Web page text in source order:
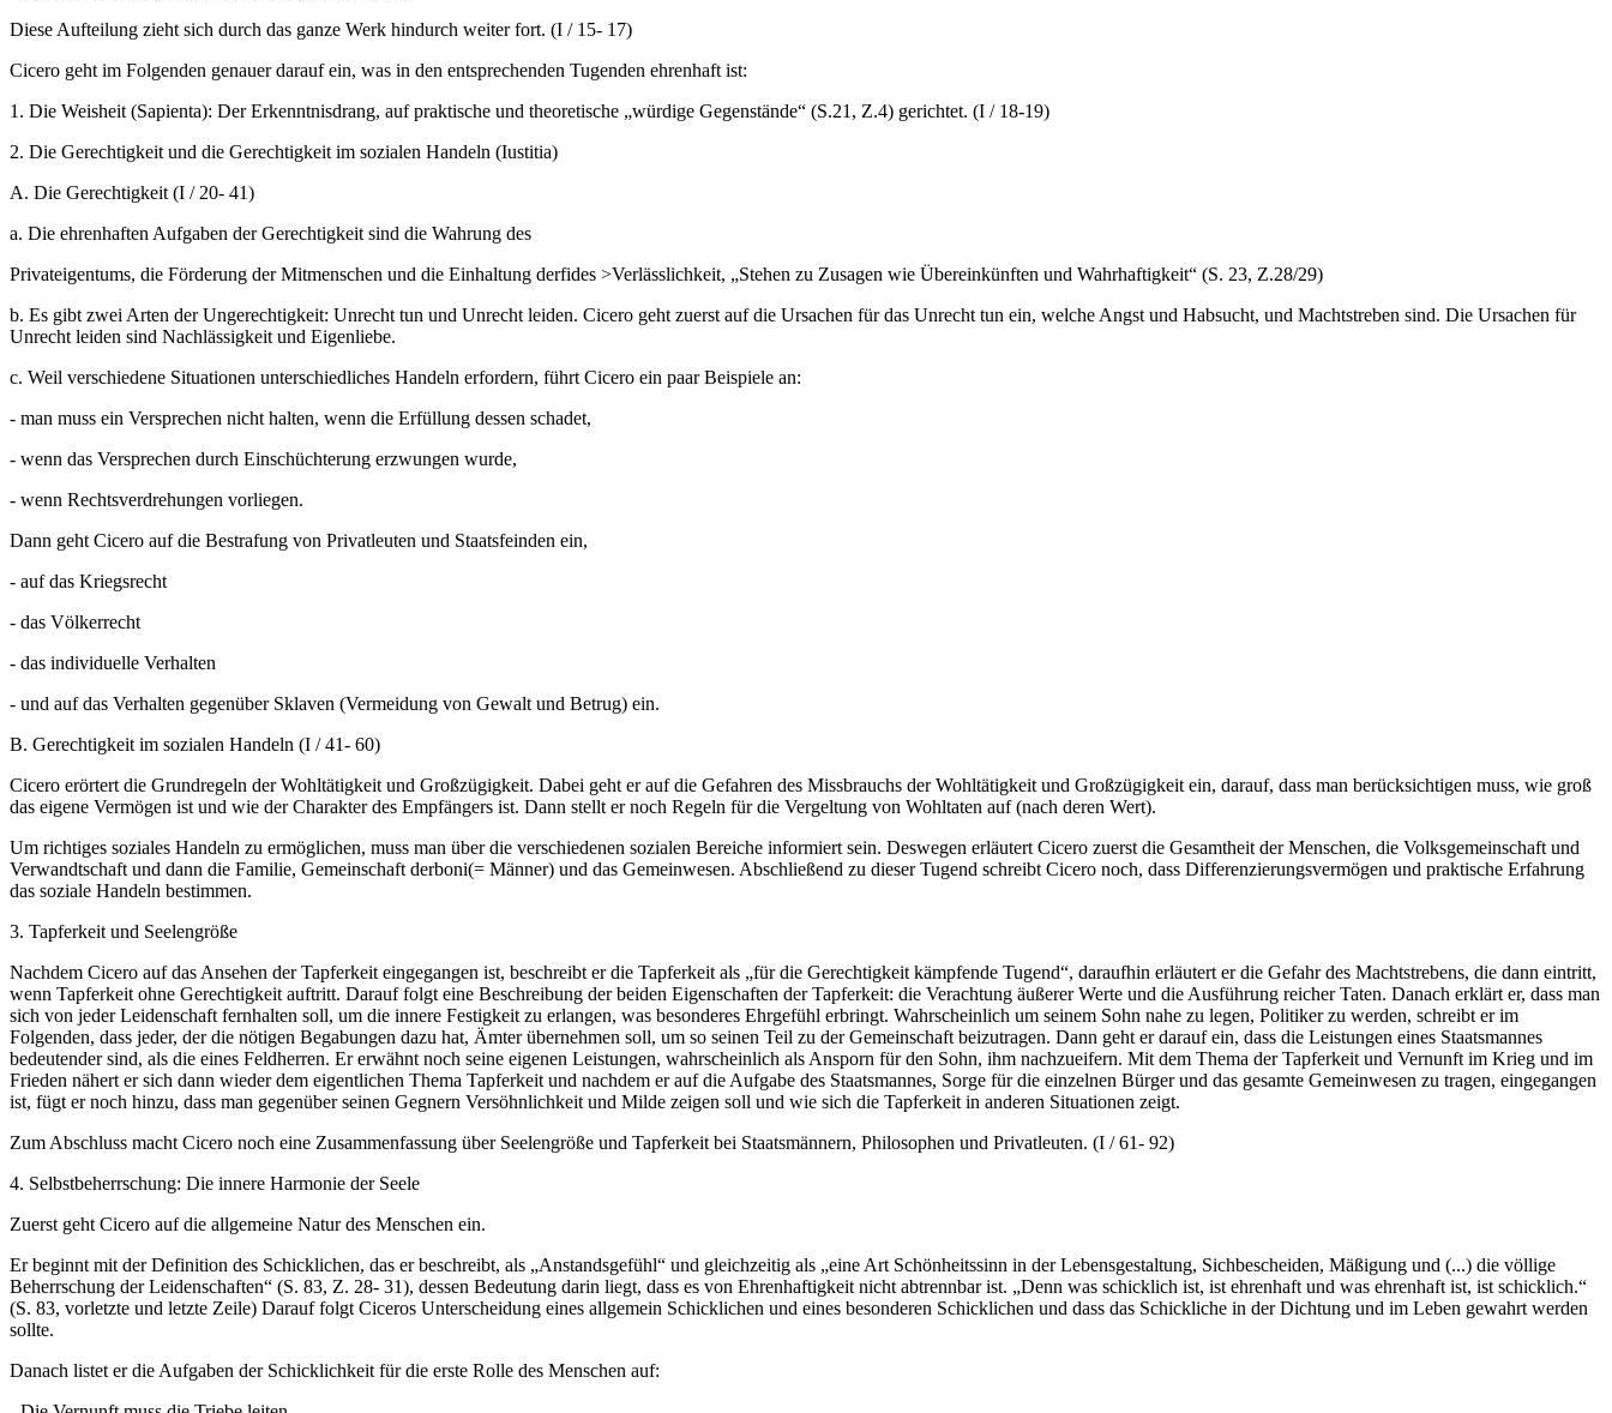
Diese Aufteilung zieht sich durch das ganze Werk hindurch weiter fort. (I / 15- 17)
Cicero geht im Folgenden genauer darauf ein, was in den entsprechenden Tugenden ehrenhaft ist:
1. Die Weisheit (Sapienta): Der Erkenntnisdrang, auf praktische und theoretische „würdige Gegenstände“ (S.21, Z.4) gerichtet. (I / 18-19)
2. Die Gerechtigkeit und die Gerechtigkeit im sozialen Handeln (Iustitia)
A. Die Gerechtigkeit (I / 20- 41)
a. Die ehrenhaften Aufgaben der Gerechtigkeit sind die Wahrung des
Privateigentums, die Förderung der Mitmenschen und die Einhaltung derfides >Verlässlichkeit, „Stehen zu Zusagen wie Übereinkünften und Wahrhaftigkeit“ (S. 23, Z.28/29)
b. Es gibt zwei Arten der Ungerechtigkeit: Unrecht tun und Unrecht leiden. Cicero geht zuerst auf die Ursachen für das Unrecht tun ein, welche Angst und Habsucht, und Machtstreben sind. Die Ursachen für
Unrecht leiden sind Nachlässigkeit und Eigenliebe.
c. Weil verschiedene Situationen unterschiedliches Handeln erfordern, führt Cicero ein paar Beispiele an:
- man muss ein Versprechen nicht halten, wenn die Erfüllung dessen schadet,
- wenn das Versprechen durch Einschüchterung erzwungen wurde,
- wenn Rechtsverdrehungen vorliegen.
Dann geht Cicero auf die Bestrafung von Privatleuten und Staatsfeinden ein,
- auf das Kriegsrecht
- das Völkerrecht
- das individuelle Verhalten
- und auf das Verhalten gegenüber Sklaven (Vermeidung von Gewalt und Betrug) ein.
B. Gerechtigkeit im sozialen Handeln (I / 41- 60)
Cicero erörtert die Grundregeln der Wohltätigkeit und Großzügigkeit. Dabei geht er auf die Gefahren des Missbrauchs der Wohltätigkeit und Großzügigkeit ein, darauf, dass man berücksichtigen muss, wie groß
das eigene Vermögen ist und wie der Charakter des Empfängers ist. Dann stellt er noch Regeln für die Vergeltung von Wohltaten auf (nach deren Wert).
Um richtiges soziales Handeln zu ermöglichen, muss man über die verschiedenen sozialen Bereiche informiert sein. Deswegen erläutert Cicero zuerst die Gesamtheit der Menschen, die Volksgemeinschaft und
Verwandtschaft und dann die Familie, Gemeinschaft derboni(= Männer) und das Gemeinwesen. Abschließend zu dieser Tugend schreibt Cicero noch, dass Differenzierungsvermögen und praktische Erfahrung
das soziale Handeln bestimmen.
3. Tapferkeit und Seelengröße
Nachdem Cicero auf das Ansehen der Tapferkeit eingegangen ist, beschreibt er die Tapferkeit als „für die Gerechtigkeit kämpfende Tugend“, daraufhin erläutert er die Gefahr des Machtstrebens, die dann eintritt,
wenn Tapferkeit ohne Gerechtigkeit auftritt. Darauf folgt eine Beschreibung der beiden Eigenschaften der Tapferkeit: die Verachtung äußerer Werte und die Ausführung reicher Taten. Danach erklärt er, dass man
sich von jeder Leidenschaft fernhalten soll, um die innere Festigkeit zu erlangen, was besonderes Ehrgefühl erbringt. Wahrscheinlich um seinem Sohn nahe zu legen, Politiker zu werden, schreibt er im
Folgenden, dass jeder, der die nötigen Begabungen dazu hat, Ämter übernehmen soll, um so seinen Teil zu der Gemeinschaft beizutragen. Dann geht er darauf ein, dass die Leistungen eines Staatsmannes
bedeutender sind, als die eines Feldherren. Er erwähnt noch seine eigenen Leistungen, wahrscheinlich als Ansporn für den Sohn, ihm nachzueifern. Mit dem Thema der Tapferkeit und Vernunft im Krieg und im
Frieden nähert er sich dann wieder dem eigentlichen Thema Tapferkeit und nachdem er auf die Aufgabe des Staatsmannes, Sorge für die einzelnen Bürger und das gesamte Gemeinwesen zu tragen, eingegangen
ist, fügt er noch hinzu, dass man gegenüber seinen Gegnern Versöhnlichkeit und Milde zeigen soll und wie sich die Tapferkeit in anderen Situationen zeigt.
Zum Abschluss macht Cicero noch eine Zusammenfassung über Seelengröße und Tapferkeit bei Staatsmännern, Philosophen und Privatleuten. (I / 61- 92)
4. Selbstbeherrschung: Die innere Harmonie der Seele
Zuerst geht Cicero auf die allgemeine Natur des Menschen ein.
Er beginnt mit der Definition des Schicklichen, das er beschreibt, als „Anstandsgefühl“ und gleichzeitig als „eine Art Schönheitssinn in der Lebensgestaltung, Sichbescheiden, Mäßigung und (...) die völlige
Beherrschung der Leidenschaften“ (S. 83, Z. 28- 31), dessen Bedeutung darin liegt, dass es von Ehrenhaftigkeit nicht abtrennbar ist. „Denn was schicklich ist, ist ehrenhaft und was ehrenhaft ist, ist schicklich.“
(S. 83, vorletzte und letzte Zeile) Darauf folgt Ciceros Unterscheidung eines allgemein Schicklichen und eines besonderen Schicklichen und dass das Schickliche in der Dichtung und im Leben gewahrt werden
sollte.
Danach listet er die Aufgaben der Schicklichkeit für die erste Rolle des Menschen auf: